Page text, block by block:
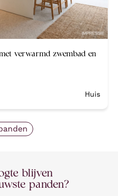
verwarmd zwembad en
Huis
blijven
panden?